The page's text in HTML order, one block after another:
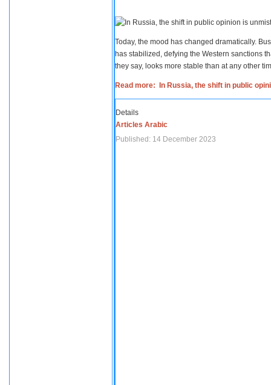
Today, the mood has changed dramatically.
has stabilized, defying the Western sanctions
they say, looks more stable than at any other
Read more: In Russia, the shift in public
Details
Articles Arabic
Published: 14 December 2023